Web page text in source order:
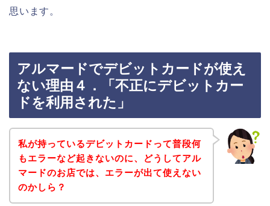
思います。
アルマードでデビットカードが使え
ない理由４．「不正にデビットカー
ドを利用された」
私が持っているデビットカードって普段何
もエラーなど起きないのに、どうしてアル
マードのお店では、エラーが出て使えない
のかしら？